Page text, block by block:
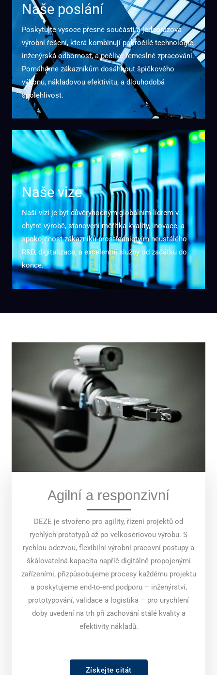
Naše poslání
Poskytujte vysoce přesné součásti a jednorázová
výrobní řešení, která kombinují pokročilé technologie,
inženýrská odbornost, a pečlivé řemeslné zpracování.
Pomáháme zákazníkům dosáhnout špičkového
výkonu, nákladovou efektivitu, a dlouhodobá
spolehlivost.
Naše vize
Naší vizí je být důvěryhodným globálním lídrem v
chytré výrobě, stanovení měřítka kvality, inovace, a
spokojenost zákazníků prostřednictvím neustálého
R&D, digitalizace, a excelentní služby od začátku do
konce.
Agilní a responzivní
DEZE je stvořeno pro agility, řízení projektů od
rychlých prototypů až po velkosériovou výrobu. S
rychlou odezvou, flexibilní výrobní pracovní postupy a
škálovatelná kapacita napříč digitálně propojenými
zařízeními, přizpůsobujeme procesy každému projektu
a poskytujeme end-to-end podporu – inženýrství,
prototypování, validace a logistika – pro urychlení
doby uvedení na trh při zachování stálé kvality a
efektivity nákladů.
Získejte citát